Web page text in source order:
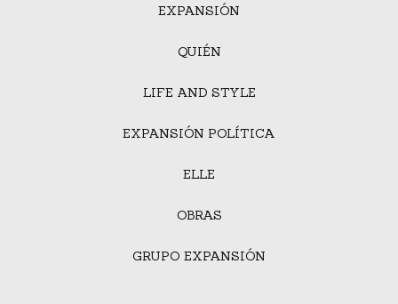
EXPANSIÓN
QUIÉN
LIFE AND STYLE
EXPANSIÓN POLÍTICA
ELLE
OBRAS
GRUPO EXPANSIÓN